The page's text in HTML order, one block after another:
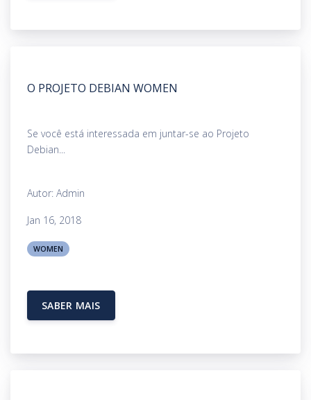
O PROJETO DEBIAN WOMEN
Se você está interessada em juntar-se ao Projeto
Debian...
Autor: Admin
Jan 16, 2018
WOMEN
SABER MAIS